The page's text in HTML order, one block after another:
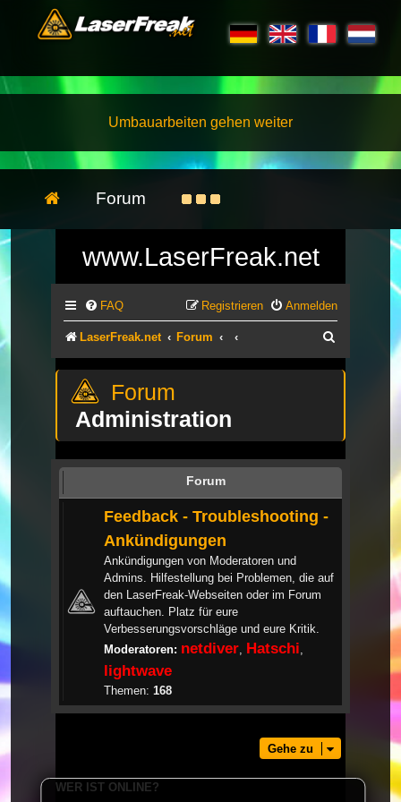
Umbauarbeiten gehen weiter
Forum
www.LaserFreak.net
FAQ Anmelden
Registrieren
LaserFreak.net Forum
Administration
Forum
Feedback - Troubleshooting -
Ankündigungen
Ankündigungen von Moderatoren und
Admins. Hilfestellung bei Problemen, die auf
den LaserFreak-Webseiten oder im Forum
auftauchen. Platz für eure
Verbesserungsvorschläge und eure Kritik.
Moderatoren: netdiver Hatschi
lightwave
Themen: 168
Gehe zu
WER IST ONLINE?